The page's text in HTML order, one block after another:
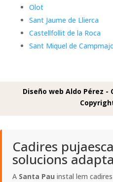
Olot
Sant Jaume de Llierca
Castellfollit de la Roca
Sant Miquel de
Diseño web Aldo Pérez -
Cadires
solucions
A Santa Pau instal lem